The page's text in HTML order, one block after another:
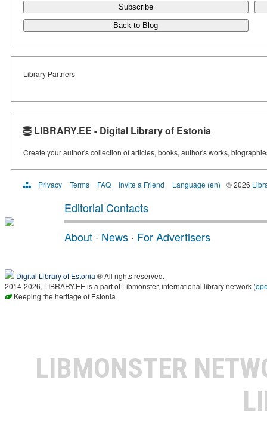
Subscribe
Back to Blog
Library Partners
LIBRARY.EE - Digital Library of Estonia
Create your author's collection of articles, books, author's works,
Privacy Terms FAQ Invite a Friend Language (en) © 2026
Editorial Contacts
About · News · For Advertisers
Digital Library of Estonia ® All rights reserved.
2014-2026, LIBRARY.EE is a part of Libmonster, international library network (
Keeping the heritage of Estonia
LIBMONSTER